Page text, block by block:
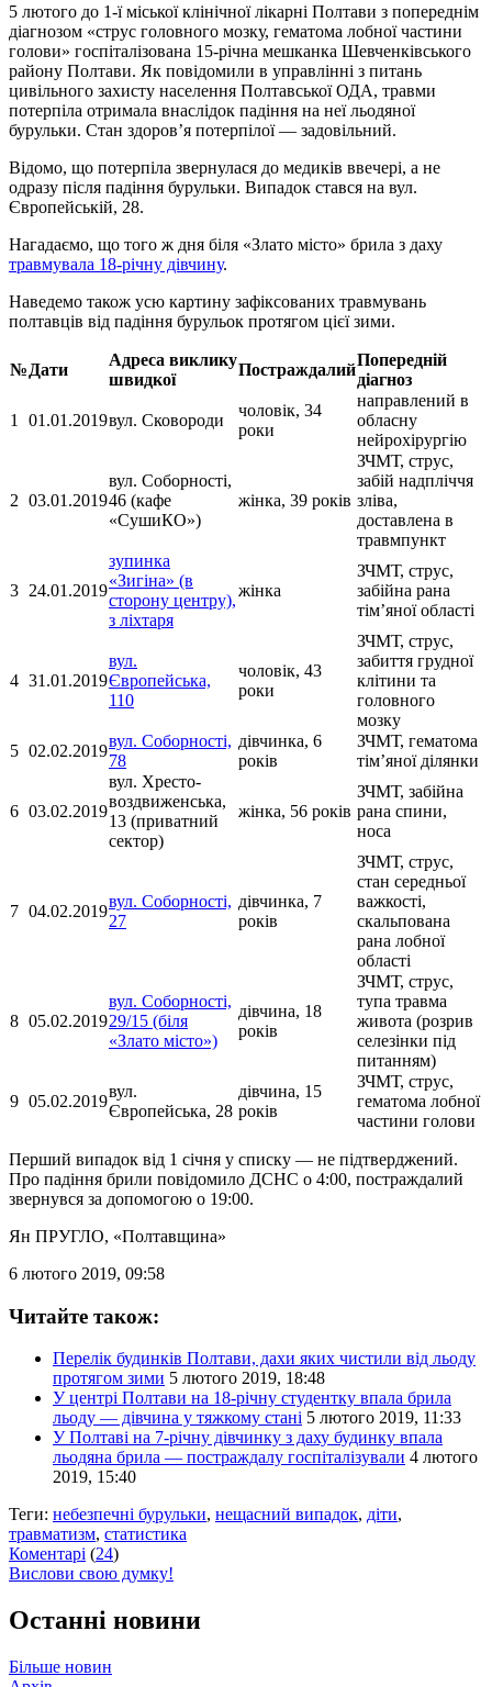
5 лютого до 1-ї міської клінічної лікарні Полтави з попереднім
діагнозом «струс головного мозку, гематома лобної частини
голови» госпіталізована 15-річна мешканка Шевченківського
району Полтави. Як повідомили в управлінні з питань
цивільного захисту населення Полтавської ОДА, травми
потерпіла отримала внаслідок падіння на неї льодяної
бурульки. Стан здоров’я потерпілої — задовільний.
Відомо, що потерпіла звернулася до медиків ввечері, а не
одразу після падіння бурульки. Випадок стався на вул.
Європейській, 28.
Нагадаємо, що того ж дня біля «Злато місто» брила з даху
травмувала 18-річну дівчину.
Наведемо також усю картину зафіксованих травмувань
полтавців від падіння бурульок протягом цієї зими.
№ Дати
Адреса виклику
швидкої
Постраждалий
Попередній
діагноз
1 01.01.2019вул. Сковороди
чоловік, 34
роки
направлений в
обласну
нейрохірургію
2 03.01.2019
вул. Соборності,
46 (кафе
«СушиКО»)
жінка, 39 років
ЗЧМТ, струс,
забій надпліччя
зліва,
доставлена в
травмпункт
3 24.01.2019
зупинка
«Зигіна» (в
сторону центру),
з ліхтаря
жінка
ЗЧМТ, струс,
забійна рана
тім’яної області
4 31.01.2019
вул.
Європейська,
110
чоловік, 43
роки
ЗЧМТ, струс,
забиття грудної
клітини та
головного
мозку
5 02.02.2019
вул. Соборності,
78
дівчинка, 6
років
ЗЧМТ, гематома
тім’яної ділянки
6 03.02.2019
вул. Хресто-
воздвиженська,
13 (приватний
сектор)
жінка, 56 років
ЗЧМТ, забійна
рана спини,
носа
7 04.02.2019
вул. Соборності,
27
дівчинка, 7
років
ЗЧМТ, струс,
стан середньої
важкості,
скальпована
рана лобної
області
8 05.02.2019
вул. Соборності,
29/15 (біля
«Злато місто»)
дівчина, 18
років
ЗЧМТ, струс,
тупа травма
живота (розрив
селезінки під
питанням)
9 05.02.2019
вул.
Європейська, 28
дівчина, 15
років
ЗЧМТ, струс,
гематома лобної
частини голови
Перший випадок від 1 січня у списку — не підтверджений.
Про падіння брили повідомило ДСНС о 4:00, постраждалий
звернувся за допомогою о 19:00.
Ян ПРУГЛО, «Полтавщина»
6 лютого 2019, 09:58
Читайте також:
Перелік будинків Полтави, дахи яких чистили від льоду
протягом зими 5 лютого 2019, 18:48
У центрі Полтави на 18-річну студентку впала брила
льоду — дівчина у тяжкому стані 5 лютого 2019, 11:33
У Полтаві на 7-річну дівчинку з даху будинку впала
льодяна брила — постраждалу госпіталізували 4 лютого
2019, 15:40
Теги: небезпечні бурульки, нещасний випадок, діти,
травматизм, статистика
Коментарі (24)
Вислови свою думку!
Останні новини
Більше новин